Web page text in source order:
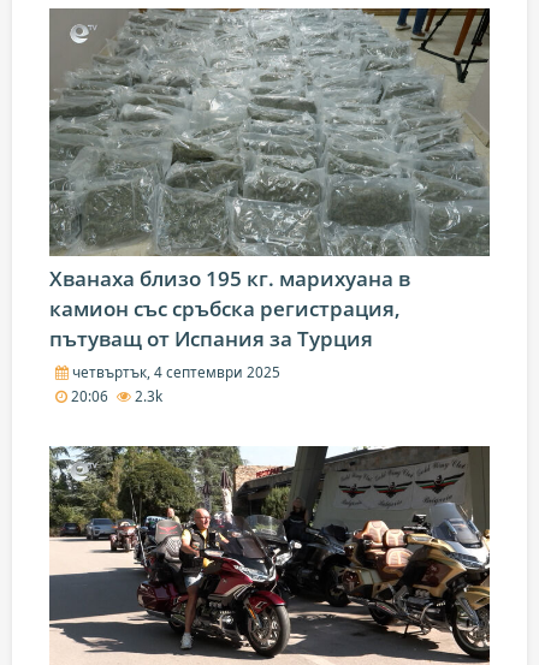
Хванаха близо 195 кг. марихуана в
камион със сръбска регистрация,
пътуващ от Испания за Турция
четвъртък, 4 септември 2025
20:06
2.3k